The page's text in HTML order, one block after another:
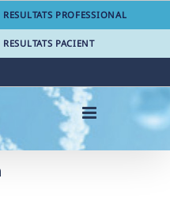
RESULTATS PROFESSIONAL
RESULTATS PACIENT